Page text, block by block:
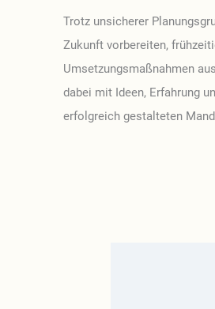
Trotz unsicherer
Zukunft vorbereiten,
Umsetzungsmaßnahmen
dabei mit Ideen, Erfahrung
erfolgreich gestalteten